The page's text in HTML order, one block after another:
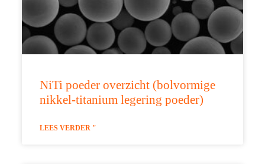
NiTi poeder overzicht (bolvormige
nikkel-titanium legering poeder)
LEES VERDER "